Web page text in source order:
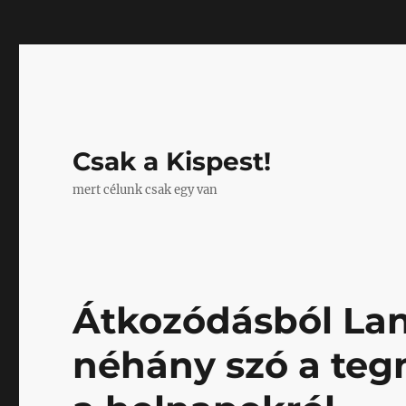
Csak a Kispest!
mert célunk csak egy van
Átkozódásból
néhány szó a